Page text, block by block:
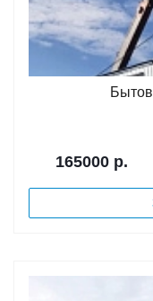
165000 р.